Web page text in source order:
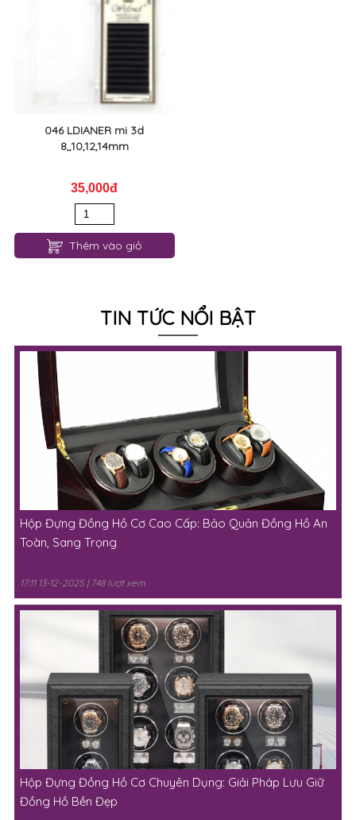
046 LDIANER mi 3d
8,,10,12,14mm
35,000đ
Thêm vào giỏ
TIN TỨC NỔI BẬT
Hộp Đựng Đồng Hồ Cơ Cao Cấp: Bảo Quản Đồng Hồ An
Toàn, Sang Trọng
17:11 13-12-2025 | 748 lượt xem
Hộp Đựng Đồng Hồ Cơ Chuyên Dụng: Giải Pháp Lưu Giữ
Đồng Hồ Bền Đẹp